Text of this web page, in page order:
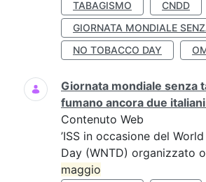
TABAGISMO
CNDD
GIORNATA MONDIALE
NO TOBACCO DAY
Giornata mondiale senza
fumano ancora due
Contenuto Web
’ISS in occasione del
Day (WNTD) organizzato
maggio